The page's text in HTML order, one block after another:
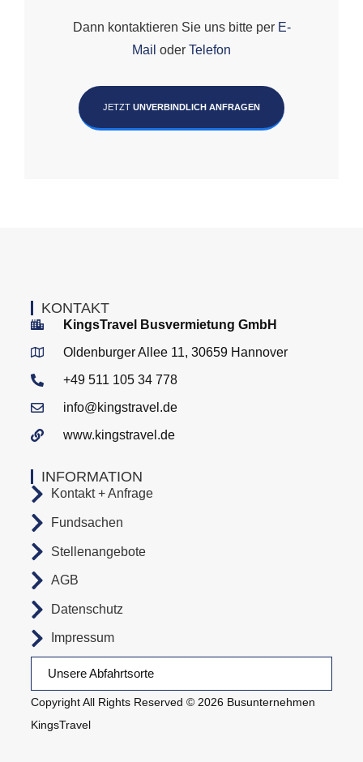
Dann kontaktieren Sie uns bitte per E-
Mail oder Telefon
JETZT UNVERBINDLICH ANFRAGEN
Copyright All Rights Reserved © 2026 Busunternehmen
KingsTravel
Unsere Abfahrtsorte
INFORMATION
Kontakt + Anfrage
Fundsachen
Stellenangebote
AGB
Datenschutz
Impressum
KONTAKT
KingsTravel Busvermietung GmbH
Oldenburger Allee 11, 30659 Hannover
+49 511 105 34 778
info@kingstravel.de
www.kingstravel.de